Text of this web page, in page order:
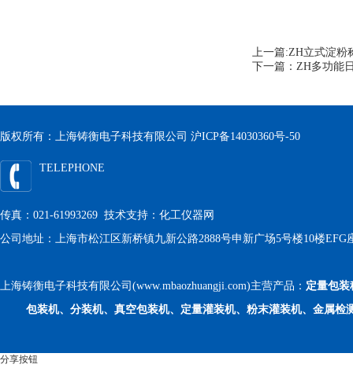
上一篇:ZH立式淀粉
下一篇： ZH多功能
版权所有：上海铸衡电子科技有限公司 沪ICP备14030360号-50
TELEPHONE
传真：021-61993269 技术支持： 化工仪器网
公司地址：上海市松江区新桥镇九新公路2888号申新广场5号楼10楼EFG
上海铸衡电子科技有限公司(www.mbaozhuangji.com)主营产品： 定量包装
包装机、分装机、真空包装机、定量灌装机、粉末灌装机、金属检
分享按钮